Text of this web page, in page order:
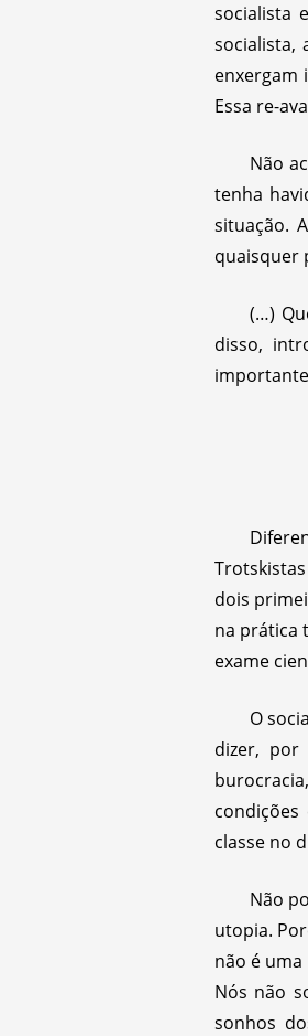
socialista
socialista,
enxergam
Essa re-
Não
tenha
situação.
quaisquer
(…)
disso,
dois
na prática
exame
O
dizer, por
classe no
Não
utopia.
não é
Nós não
sonhos